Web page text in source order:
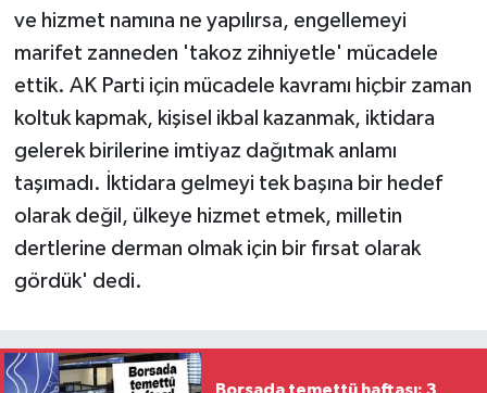
ve hizmet namına ne yapılırsa, engellemeyi
marifet zanneden 'takoz zihniyetle' mücadele
ettik. AK Parti için mücadele kavramı hiçbir zaman
koltuk kapmak, kişisel ikbal kazanmak, iktidara
gelerek birilerine imtiyaz dağıtmak anlamı
taşımadı. İktidara gelmeyi tek başına bir hedef
olarak değil, ülkeye hizmet etmek, milletin
dertlerine derman olmak için bir fırsat olarak
gördük' dedi.